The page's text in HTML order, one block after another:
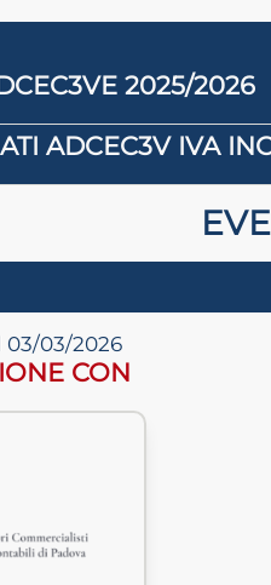
2025/2026
ADCEC3V IVA
03/03/2026
CON